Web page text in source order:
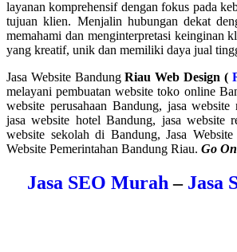
layanan komprehensif dengan fokus pada
tujuan klien. Menjalin hubungan dekat
memahami dan menginterpretasi keinginan
yang kreatif, unik dan memiliki daya jual
Jasa Website Bandung Riau Web Design (
melayani pembuatan website toko online
website perusahaan Bandung, jasa
jasa website hotel Bandung, jasa website
website sekolah di Bandung, Jasa
Website Pemerintahan Bandung Riau. Go
Jasa SEO Murah – Jasa